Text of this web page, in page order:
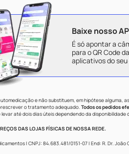
Baixe nosso
É só apontar a
para o QR Code
aplicativos do
e não substituem, em hipótese alguma,
o tratamento adequado. Todos os pedidos
até dois dias úteis dependendo da disponibilidade
DAS LOJAS FÍSICAS DE NOSSA REDE.
| CNPJ: 84.683.481/0151-07 | End: R. Dr.